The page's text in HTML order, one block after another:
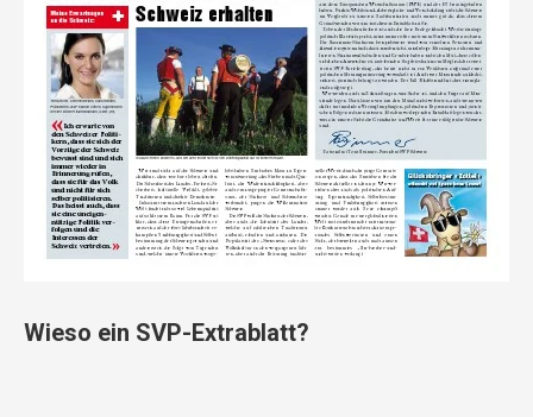
Wieso ein SVP-Extrablatt?